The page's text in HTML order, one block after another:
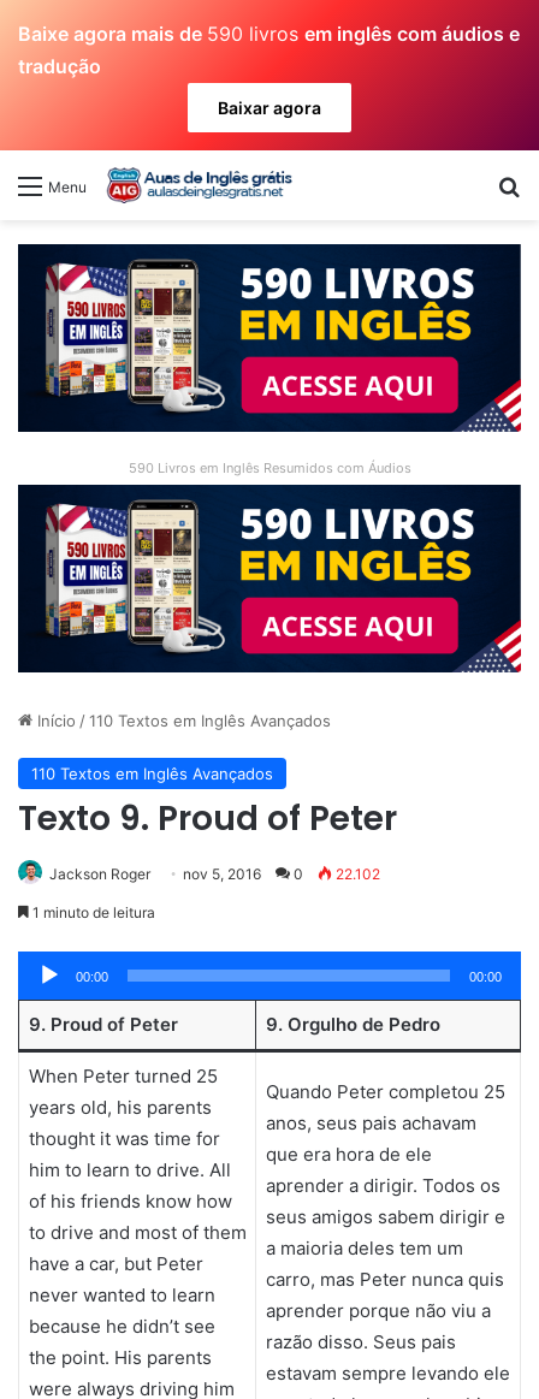
Baixe agora mais de 590 livros em inglês com áudios e
tradução
Baixar agora
Menu
590 Livros em Inglês Resumidos com Áudios
Início /110 Textos em Inglês Avançados
110 Textos em Inglês Avançados
Texto 9. Proud of Peter
Jackson Roger nov 5, 2016 0 22.102
1 minuto de leitura
Tocador
de
áudio
00:00 00:00
9. Proud of Peter 9. Orgulho de Pedro
When Peter turned 25
years old, his parents
thought it was time for
him to learn to drive. All
of his friends know how
to drive and most of them
have a car, but Peter
never wanted to learn
because he didn’t see
the point. His parents
were always driving him
Quando Peter completou 25
anos, seus pais achavam
que era hora de ele
aprender a dirigir. Todos os
seus amigos sabem dirigir e
a maioria deles tem um
carro, mas Peter nunca quis
aprender porque não viu a
razão disso. Seus pais
estavam sempre levando ele